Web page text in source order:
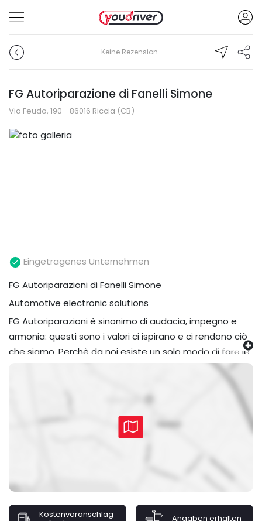
Keine Rezension
FG Autoriparazione di Fanelli Simone
Via Feudo, 190 - 86016 Riccia (CB)
Eingetragenes Unternehmen
FG Autoriparazioni di Fanelli Simone
Automotive electronic solutions
FG Autoriparazioni è sinonimo di audacia, impegno e
armonia: questi sono i valori ci ispirano e ci rendono ciò
che siamo. Perchè da noi esiste un solo modo di fare le
cose: farle bene!
- Elettronica auto - Meccanica leggera - Tagliandi
auto - Rimappatura centraline - Riprogrammazione
centraline - Aria condizionata - Impianti GPL e
Metano - Sostituzione serbatoi Gpl e Metano -
Shaft - Installazione kit led specifici per ogni vettura -
Installazione stereo 2 din specifici per ogni vettura -
Noleggio auto di cortesia.
Kostenvoranschlag Angaben erhalten